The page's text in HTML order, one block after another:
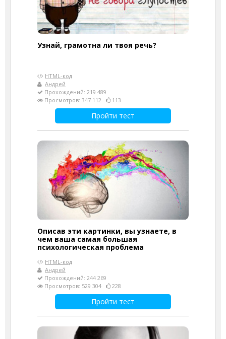
Узнай, грамотна ли твоя речь?
HTML-код
Андрей
Прохождений: 219 489
Просмотров: 347 112
113
Пройти тест
Описав эти картинки, вы узнаете, в
чем ваша самая большая
психологическая проблема
HTML-код
Андрей
Прохождений: 244 269
Просмотров: 529 304
228
Пройти тест